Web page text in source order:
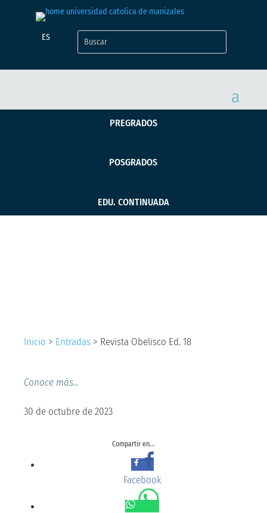
ES
PREGRADOS
POSGRADOS
EDU. CONTINUADA
Inicio > Entradas > Revista Obelisco Ed. 18
Conoce más...
30 de octubre de 2023
Compartir en...
Facebook